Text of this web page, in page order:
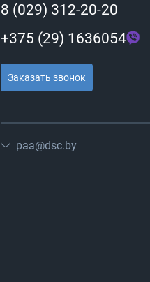
8 (029) 312-20-20
+375 (29) 1636054
Заказать звонок
paa@dsc.by